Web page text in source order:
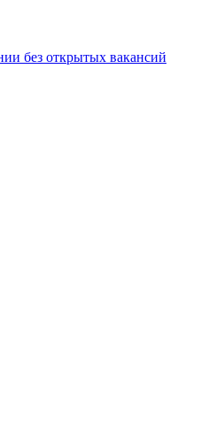
без открытых вакансий